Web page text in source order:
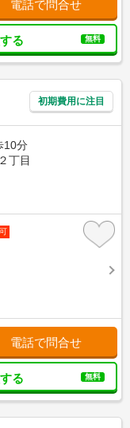
電話で問合せ
る 無料
初期費用に注目
10分
丁目
電話で問合せ
る 無料